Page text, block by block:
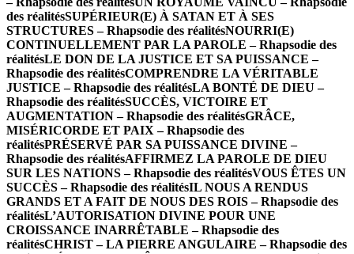
des réalitésSUPÉRIEUR(E) À SATAN ET À SES
STRUCTURES – Rhapsodie des réalitésNOURRI(E)
CONTINUELLEMENT PAR LA PAROLE – Rhapsodie des
réalitésLE DON DE LA JUSTICE ET SA PUISSANCE –
Rhapsodie des réalitésCOMPRENDRE LA VÉRITABLE
JUSTICE – Rhapsodie des réalitésLA BONTÉ DE DIEU –
Rhapsodie des réalitésSUCCÈS, VICTOIRE ET
AUGMENTATION – Rhapsodie des réalitésGRÂCE,
MISÉRICORDE ET PAIX – Rhapsodie des
réalitésPRÉSERVÉ PAR SA PUISSANCE DIVINE –
Rhapsodie des réalitésAFFIRMEZ LA PAROLE DE DIEU
SUR LES NATIONS – Rhapsodie des réalitésVOUS ÊTES UN
SUCCÈS – Rhapsodie des réalitésIL NOUS A RENDUS
GRANDS ET A FAIT DE NOUS DES ROIS – Rhapsodie des
réalitésL’AUTORISATION DIVINE POUR UNE
CROISSANCE INARRÊTABLE – Rhapsodie des
réalitésCHRIST – LA PIERRE ANGULAIRE – Rhapsodie des